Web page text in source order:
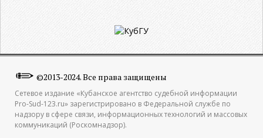
©2013-2024. Все права защищены
Сетевое издание «Кубанское агентство судебной информации
Pro-Sud-123.ru» зарегистрировано в Федеральной службе по
надзору в сфере связи, информационных технологий и массовых
коммуникаций (Роскомнадзор).